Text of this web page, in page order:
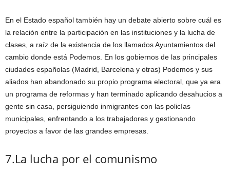
En el Estado español también hay un debate abierto sobre cuál es
la relación entre la participación en las instituciones y la lucha de
clases, a raíz de la existencia de los llamados Ayuntamientos del
cambio donde está Podemos. En los gobiernos de las principales
ciudades españolas (Madrid, Barcelona y otras) Podemos y sus
aliados han abandonado su propio programa electoral, que ya era
un programa de reformas y han terminado aplicando desahucios a
gente sin casa, persiguiendo inmigrantes con las policías
municipales, enfrentando a los trabajadores y gestionando
proyectos a favor de las grandes empresas.
7.La lucha por el comunismo